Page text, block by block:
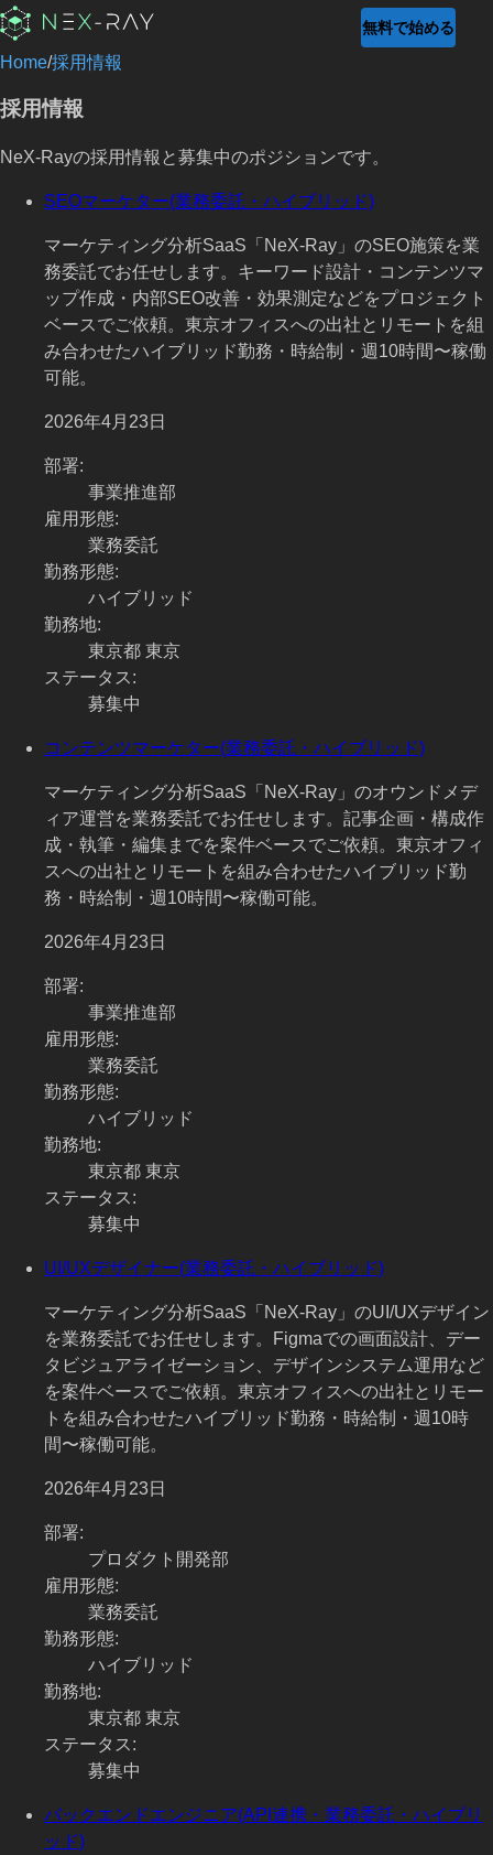
無料で始める
Home/採用情報
採用情報
NeX-Rayの採用情報と募集中のポジションです。
SEOマーケター(業務委託・ハイブリッド)
マーケティング分析SaaS「NeX-Ray」のSEO施策を業
務委託でお任せします。キーワード設計・コンテンツマ
ップ作成・内部SEO改善・効果測定などをプロジェクト
ベースでご依頼。東京オフィスへの出社とリモートを組
み合わせたハイブリッド勤務・時給制・週10時間〜稼働
可能。
2026年4月23日
部署:
事業推進部
雇用形態:
業務委託
勤務形態:
ハイブリッド
勤務地:
東京都 東京
ステータス:
募集中
コンテンツマーケター(業務委託・ハイブリッド)
マーケティング分析SaaS「NeX-Ray」のオウンドメデ
ィア運営を業務委託でお任せします。記事企画・構成作
成・執筆・編集までを案件ベースでご依頼。東京オフィ
スへの出社とリモートを組み合わせたハイブリッド勤
務・時給制・週10時間〜稼働可能。
2026年4月23日
部署:
事業推進部
雇用形態:
業務委託
勤務形態:
ハイブリッド
勤務地:
東京都 東京
ステータス:
募集中
UI/UXデザイナー(業務委託・ハイブリッド)
マーケティング分析SaaS「NeX-Ray」のUI/UXデザイン
を業務委託でお任せします。Figmaでの画面設計、デー
タビジュアライゼーション、デザインシステム運用など
を案件ベースでご依頼。東京オフィスへの出社とリモー
トを組み合わせたハイブリッド勤務・時給制・週10時
間〜稼働可能。
2026年4月23日
部署:
プロダクト開発部
雇用形態:
業務委託
勤務形態:
ハイブリッド
勤務地:
東京都 東京
ステータス:
募集中
バックエンドエンジニア(API連携・業務委託・ハイブリ
ッド)